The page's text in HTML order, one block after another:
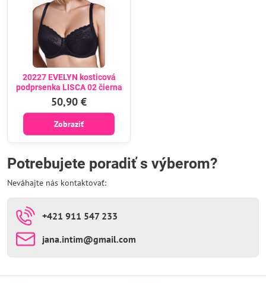
20227 EVELYN kosticová
podprsenka LISCA 02 čierna
50,90 €
Zobraziť
Potrebujete poradiť s výberom?
Neváhajte nás kontaktovať:
+421 911 547 233
jana​.intim​@gmail​.com